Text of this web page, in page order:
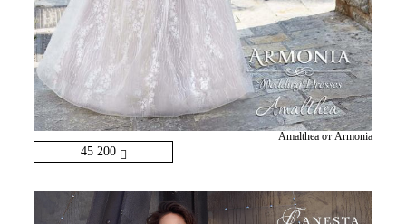
45 200
Amalthea от Armonia